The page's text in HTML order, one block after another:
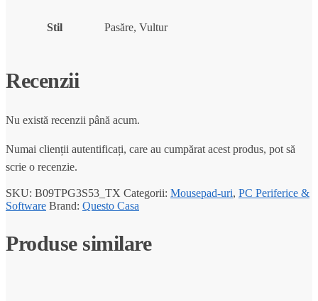
Stil Pasăre, Vultur
Recenzii
Nu există recenzii până acum.
Numai clienții autentificați, care au cumpărat acest produs, pot să
scrie o recenzie.
SKU: B09TPG3S53_TX Categorii: Mousepad-uri, PC Periferice &
Software Brand: Questo Casa
Produse similare